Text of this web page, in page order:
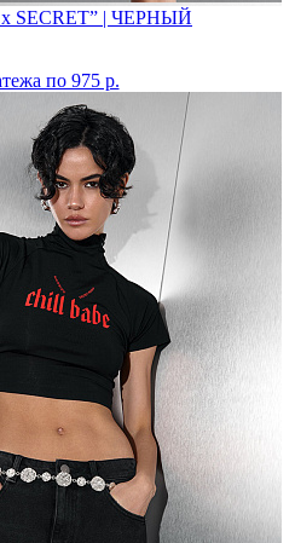
SECRET” | ЧЕРНЫЙ
по 975 р.